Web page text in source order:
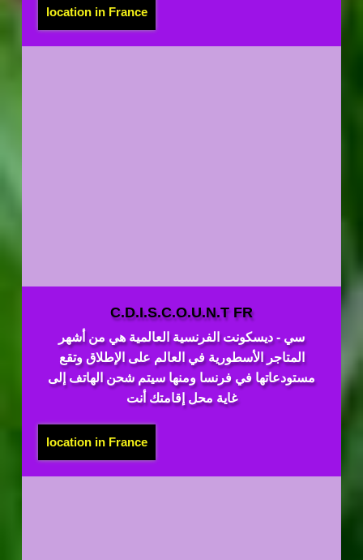
location in France
C.D.I.S.C.O.U.N.T FR
سي - ديسكونت الفرنسية العالمية هي من أشهر
المتاجر الأسطورية في العالم على الإطلاق وتقع
مستودعاتها في فرنسا ومنها سيتم شحن الهاتف إلى
غاية محل إقامتك أنت
location in France